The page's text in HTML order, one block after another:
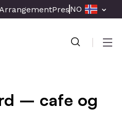
Presse & Media
NO
– cafe og